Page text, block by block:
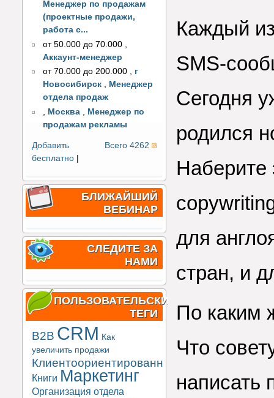
Менеджер по продажам
(проектные продажи,
работа с...
от 50.000 до 70.000
Аккаунт-менеджер
от 70.000 до 200.000 , г
Новосибирск , Менеджер
отдела продаж
, Москва , Менеджер по
продажам рекламы
Всего 4262
Добавить
бесплатно
БЛИЖАЙШИЙ
ВЕБИНАР
СЛЕДИТЕ ЗА
НАМИ
ПОЛЬЗОВАТЕЛЬСКИЕ
ТЕГИ
B2B CRM Как
увеличить продажи
Клиентоориентированность
Книги Маркетинг
Организация отдела
Каждый
SMS-
Сегодня
родился
Наберите
для
стран, и
По каким
Что